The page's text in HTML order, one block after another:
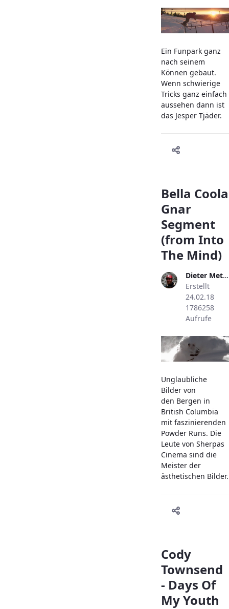
Ein Funpark ganz
nach seinem
Können gebaut.
Wenn schwierige
Tricks ganz einfach
aussehen dann ist
das Jesper Tjäder.
Bella Coola
Gnar
Segment
(from Into
The Mind)
Dieter Metzler
Erstellt
24.02.18
1786258
Aufrufe
Unglaubliche
Bilder von
den Bergen in
British Columbia
mit faszinierenden
Powder Runs. Die
Leute von Sherpas
Cinema sind die
Meister der
ästhetischen Bilder.
Cody
Townsend
- Days Of
My Youth